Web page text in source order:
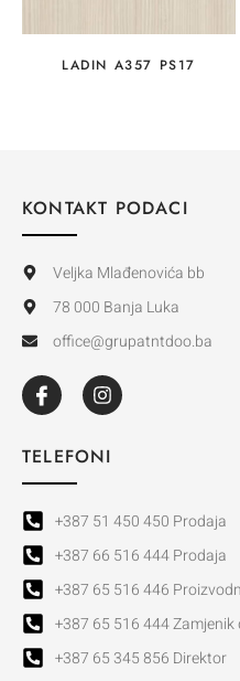
LADIN A357 PS17
KONTAKT PODACI
Veljka Mlađenovića bb
78 000 Banja Luka
office@grupatntdoo.ba
TELEFONI
+387 51 450 450 Prodaja
+387 66 516 444 Prodaja
+387 65 516 446
+387 65 516 444
+387 65 345 856 Direktor